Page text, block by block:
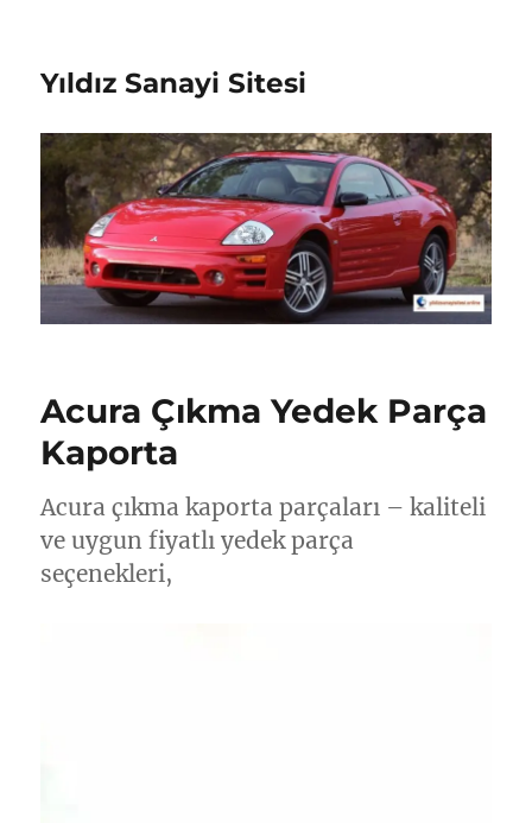
Yıldız Sanayi Sitesi
Acura Çıkma Yedek Parça
Kaporta
Acura çıkma kaporta parçaları – kaliteli
ve uygun fiyatlı yedek parça
seçenekleri,